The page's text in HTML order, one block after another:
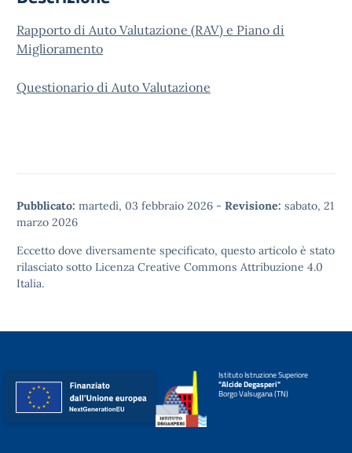
Rapporto di Auto Valutazione (RAV) e Piano di
Miglioramento
Questionario di Auto Valutazione
Pubblicato: martedì, 03 febbraio 2026 - Revisione: sabato, 21
marzo 2026
Eccetto dove diversamente specificato, questo articolo è stato
rilasciato sotto Licenza Creative Commons Attribuzione 4.0
Italia.
Istituto Istruzione Superiore
"Alcide Degasperi"
Borgo Valsugana (TN)